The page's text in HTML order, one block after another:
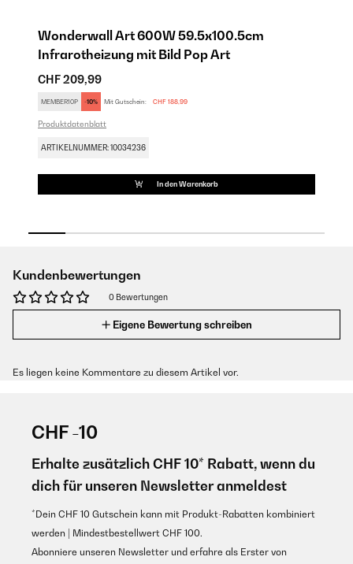
Wonderwall Art 600W 59.5x100.5cm
Infrarotheizung mit Bild Pop Art
CHF 209,99
MEMBER10P -10% Mit Gutschein: CHF 188,99
Produktdatenblatt
ARTIKELNUMMER: 10034236
In den Warenkorb
Kundenbewertungen
0 Bewertungen
Eigene Bewertung schreiben
Es liegen keine Kommentare zu diesem Artikel vor.
CHF -10
Erhalte zusätzlich CHF 10* Rabatt, wenn du
dich für unseren Newsletter anmeldest
*Dein CHF 10 Gutschein kann mit Produkt-Rabatten kombiniert
werden | Mindestbestellwert CHF 100.
Abonniere unseren Newsletter und erfahre als Erster von